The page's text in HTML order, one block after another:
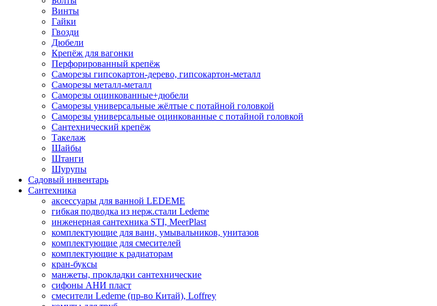
Винты
Гайки
Гвозди
Дюбели
Крепёж для вагонки
Перфорированный крепёж
Саморезы гипсокартон-дерево, гипсокартон-металл
Саморезы металл-металл
Саморезы оцинкованные+дюбели
Саморезы универсальные жёлтые с потайной головкой
Саморезы универсальные оцинкованные с потайной головкой
Сантехнический крепёж
Такелаж
Шайбы
Штанги
Шурупы
Садовый инвентарь
Сантехника
аксессуары для ванной LEDEME
гибкая подводка из нерж.стали Ledeme
инженерная сантехника STI, MeerPlast
комплектующие для ванн, умывальников, унитазов
комплектующие для смесителей
комплектующие к радиаторам
кран-буксы
манжеты, прокладки сантехнические
сифоны АНИ пласт
смесители Ledeme (пр-во Китай), Loffrey